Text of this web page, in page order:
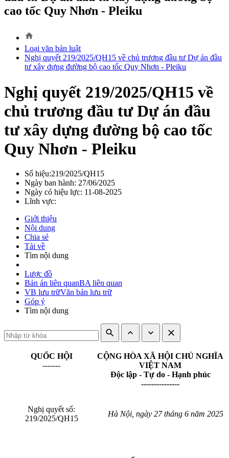
cao tốc Quy Nhơn - Pleiku
home
Loại văn bản luật
Nghị quyết 219/2025/QH15 về chủ trương đầu tư Dự án đầu
tư xây dựng đường bộ cao tốc Quy Nhơn - Pleiku
Nghị quyết 219/2025/QH15 về
chủ trương đầu tư Dự án đầu
tư xây dựng đường bộ cao tốc
Quy Nhơn - Pleiku
Số hiệu:219/2025/QH15
Ngày ban hành: 27/06/2025
Ngày có hiệu lực: 11-08-2025
Lĩnh vực:
Giới thiệu
Nội dung
Chia sẻ
Tải về
Tìm nội dung
Lược đồ
Bản án liên quanBA liên quan
VB lưu trữVăn bản lưu trữ
Góp ý
Tìm nội dung
search expand_less expand_more close
QUỐC HỘI
-------
CỘNG HÒA XÃ HỘI CHỦ NGHĨA
VIỆT NAM
Độc lập - Tự do - Hạnh phúc
---------------
Nghị quyết số:
219/2025/QH15
Hà Nội, ngày 27 tháng 6 năm 2025